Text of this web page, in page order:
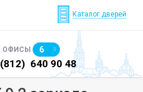
Каталог дверей
ОФИСЫ 6
640 90 48